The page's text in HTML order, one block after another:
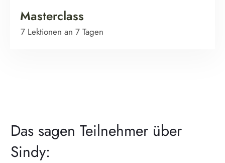
Masterclass
7 Lektionen an 7 Tagen
Das sagen Teilnehmer über
Sindy: